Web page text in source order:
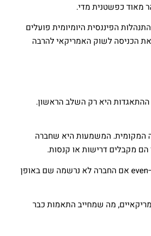
מאוד כפשטנית מדי.
הפיננסית היומיומית פועלים
את הכניסה לשוק האמריקאי להרבה
היא רק השלב הראשון.
המקומית. המשמעות היא שחברה
מקבלים דרישות או קנסות.
גם נושא ה־“נוכחות העסקית” (nexus) מפתיע לא מעט חברות. עצם העובדה שיש עובדים, לקוחות או פעילות במדינה מסוימת יכולה ליצור חבות מס—even אם החברה לא נרשמה שם באופן
מה שמחייב התאמות כבר